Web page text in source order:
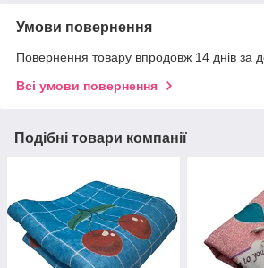
Умови повернення
Повернення товару впродовж 14 днів за
Всі умови повернення
Подібні товари компанії